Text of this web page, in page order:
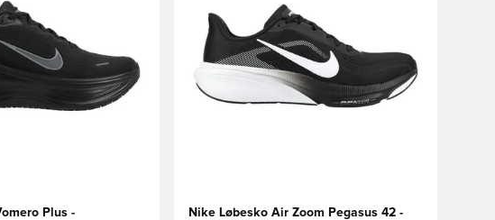
Plus -
Nike Løbesko Air Zoom Pegasus 42 -